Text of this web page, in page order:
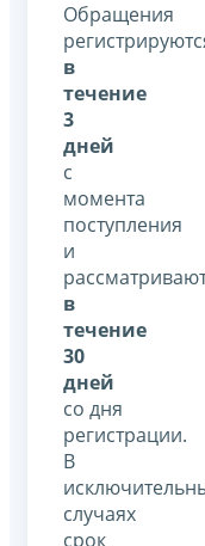
Обращения
в
течение
3
дней
с
момента
поступления
и
в
течение
30
дней
со дня
регистрации.
В
случаях
срок